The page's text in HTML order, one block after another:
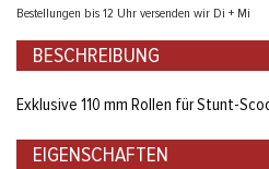
Bestellungen bis 12 Uhr versenden wir Di + Mi
BESCHREIBUNG
Exklusive 110 mm Rollen für Stunt-
EIGENSCHAFTEN